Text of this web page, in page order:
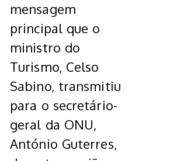
mensagem
principal que o
ministro do
Turismo, Celso
Sabino, transmitiu
para o secretário-
geral da ONU,
António Guterres,